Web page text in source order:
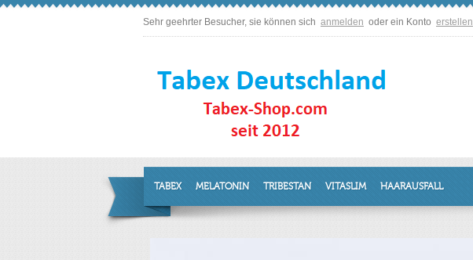
Sehr geehrter Besucher, sie können sich anmelden oder ein Konto erstellen
TABEX MELATONIN TRIBESTAN VITASLIM HAARAUSFALL